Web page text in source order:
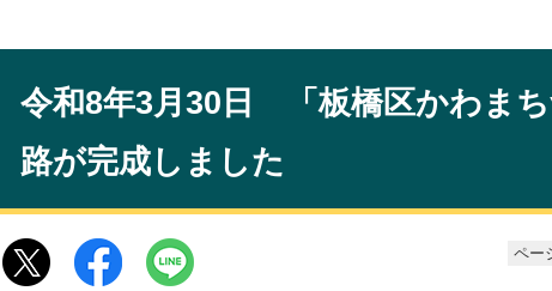
令和8年3月30日 「板橋区かわま
路が完成しました
ペー